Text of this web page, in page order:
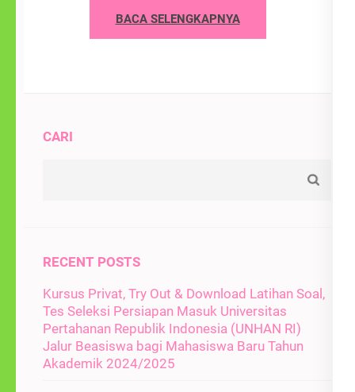
BACA SELENGKAPNYA
CARI
RECENT POSTS
Kursus Privat, Try Out & Download Latihan Soal,
Tes Seleksi Persiapan Masuk Universitas
Pertahanan Republik Indonesia (UNHAN RI)
Jalur Beasiswa bagi Mahasiswa Baru Tahun
Akademik 2024/2025